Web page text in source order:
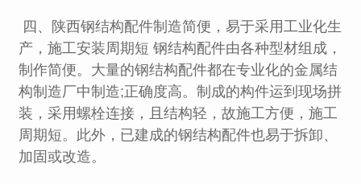
四、陕西钢结构配件制造简便，易于采用工业化生
产，施工安装周期短 钢结构配件由各种型材组成，
制作简便。大量的钢结构配件都在专业化的金属结
构制造厂中制造;正确度高。制成的构件运到现场拼
装，采用螺栓连接，且结构轻，故施工方便，施工
周期短。此外，已建成的钢结构配件也易于拆卸、
加固或改造。